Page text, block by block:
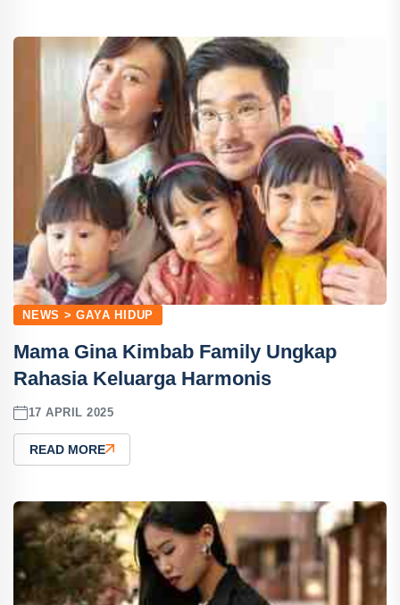
NEWS > GAYA HIDUP
Mama Gina Kimbab Family Ungkap
Rahasia Keluarga Harmonis
17 APRIL 2025
READ MORE